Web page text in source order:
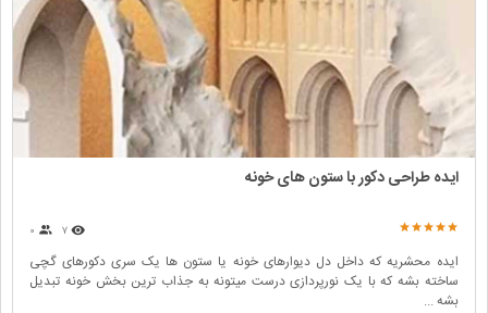
ایده طراحی دکور با ستون های خونه
۷
ایده محشریه که داخل دل دیوارهای خونه یا ستون ها یک سری دکورهای گچی
ساخته بشه که با یک نورپردازی درست میتونه به جذاب ترین بخش خونه تبدیل
بشه ...